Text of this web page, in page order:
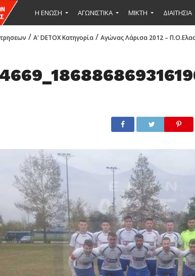
Η ΕΝΩΣΗ ΑΓΩΝΙΣΤΙΚΑ ΜΙΚΤΉ ΔΙΑΙΤΗΣΙΑ
/ Α' DETOX Κατηγορία / Αγώνας Λάρισα 2012 –